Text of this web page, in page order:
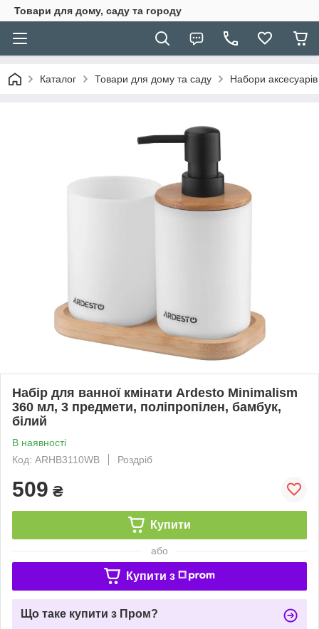
Товари для дому, саду та городу
Каталог Товари для дому та саду Набори
Набір для ванної кмінати Ardesto Minimalism
360 мл, 3 предмети, поліпропілен, бамбук,
білий
В наявності
Код: ARHB3110WB
Роздріб
509 ₴
Купити
або
Купити з
Що таке купити з Пром?